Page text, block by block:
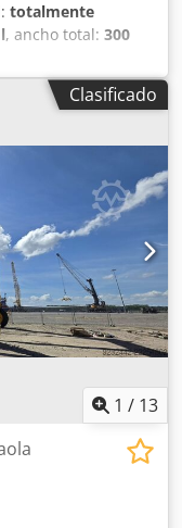
totalmente
, ancho total: 300
la pared:
5 bar,
presión de acero
Volumen: 40 L
de las ruedas:
1.4301 / AISI
80x97 mm
5 bar
300 mm
mm Csdpsza
total: 470
Exterior: 1.4301 /
Sí
Clasificado
1 / 13